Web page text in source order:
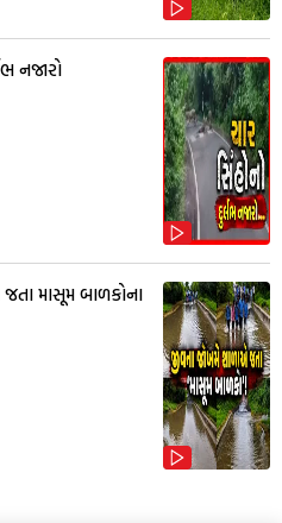
નજારો
જતા માસૂમ બાળકોના